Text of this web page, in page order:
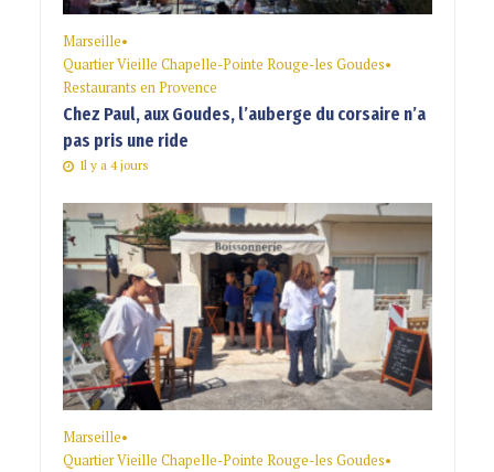
Marseille•
Quartier Vieille Chapelle-Pointe Rouge-les Goudes•
Restaurants en Provence
Chez Paul, aux Goudes, l’auberge du corsaire n’a
pas pris une ride
Il y a 4 jours
Marseille•
Quartier Vieille Chapelle-Pointe Rouge-les Goudes•